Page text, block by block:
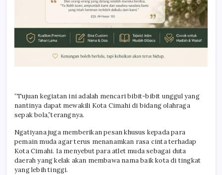
“Tujuan kegiatan ini adalah mencari bibit-bibit unggul yang
nantinya dapat mewakili Kota Cimahi di bidang olahraga
sepak bola,”terangnya.
Ngatiyana juga memberikan pesan khusus kepada para
pemain muda agar terus menanamkan rasa cinta terhadap
Kota Cimahi. Ia menyebut para atlet muda sebagai duta
daerah yang kelak akan membawa nama baik kota di tingkat
yang lebih tinggi.